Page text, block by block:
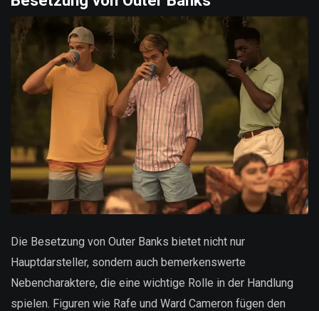
Die Besetzung von Outer Banks bietet nicht nur
Hauptdarsteller, sondern auch bemerkenswerte
Nebencharaktere, die eine wichtige Rolle in der Handlung
spielen. Figuren wie Rafe und Ward Cameron fügen den